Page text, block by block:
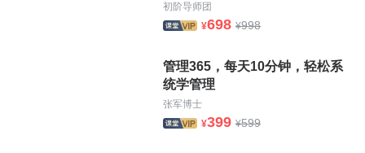
由一個‘導演’逐漸變成了‘電影製片人’。”
初阶导师团
¥698 ¥998
管理365，每天10分钟，轻松系
统学管理
张军博士
¥399 ¥599